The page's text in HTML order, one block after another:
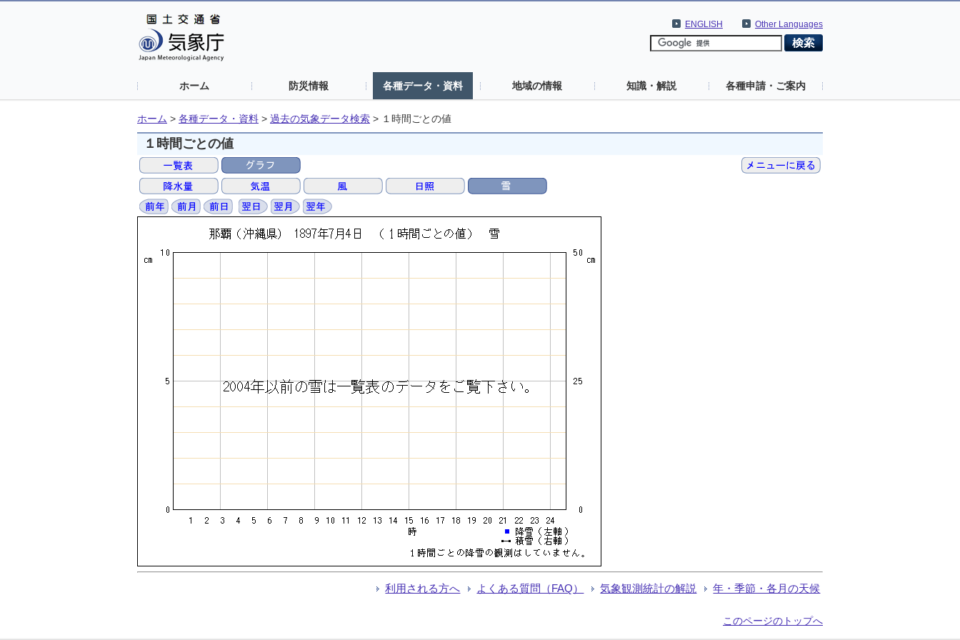
Other Languages
ENGLISH
ホーム 防災情報 各種データ・資料 地域の情報 知識・解説 各種申請・ご案内
ホーム > 各種データ・資料 > 過去の気象データ検索 > １時間ごとの値
１時間ごとの値
利用される方へ よくある質問（FAQ） 気象観測統計の解説 年・季節・各月の天候
このページのトップへ